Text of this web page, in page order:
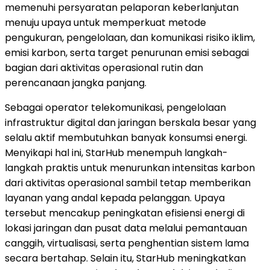
memenuhi persyaratan pelaporan keberlanjutan
menuju upaya untuk memperkuat metode
pengukuran, pengelolaan, dan komunikasi risiko iklim,
emisi karbon, serta target penurunan emisi sebagai
bagian dari aktivitas operasional rutin dan
perencanaan jangka panjang.
Sebagai operator telekomunikasi, pengelolaan
infrastruktur digital dan jaringan berskala besar yang
selalu aktif membutuhkan banyak konsumsi energi.
Menyikapi hal ini, StarHub menempuh langkah-
langkah praktis untuk menurunkan intensitas karbon
dari aktivitas operasional sambil tetap memberikan
layanan yang andal kepada pelanggan. Upaya
tersebut mencakup peningkatan efisiensi energi di
lokasi jaringan dan pusat data melalui pemantauan
canggih, virtualisasi, serta penghentian sistem lama
secara bertahap. Selain itu, StarHub meningkatkan